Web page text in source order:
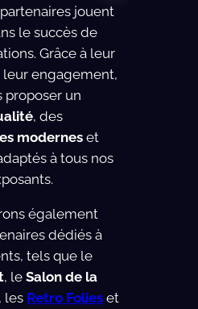
jouent
le succès de
Grâce à leur
leur engagement,
proposer un
, des
moderneset
à tous nos
également
dédiés à
tels que le
, le Salon de la
les Retro Folieset